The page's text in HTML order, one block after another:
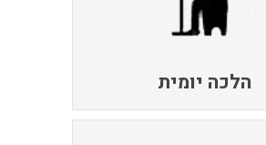
הלכה יומית